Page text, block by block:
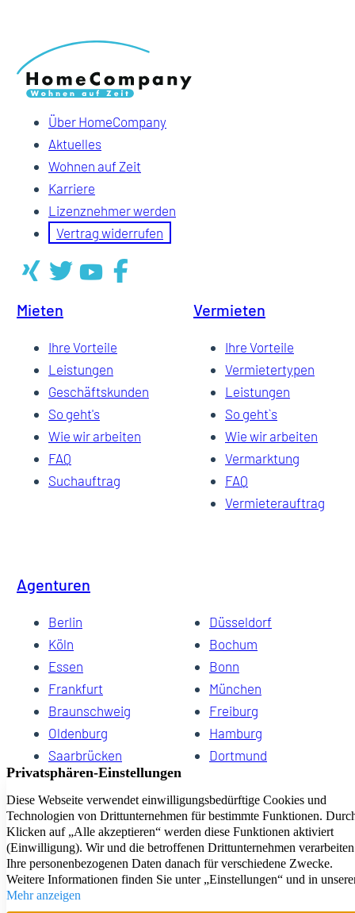
Über HomeCompany
Aktuelles
Wohnen auf Zeit
Karriere
Lizenznehmer werden
Vertrag widerrufen
Mieten
Ihre Vorteile
Leistungen
Geschäftskunden
So geht's
Wie wir arbeiten
FAQ
Suchauftrag
Vermieten
Ihre Vorteile
Vermietertypen
Leistungen
So geht`s
Wie wir arbeiten
Vermarktung
FAQ
Vermieterauftrag
Agenturen
Berlin
Düsseldorf
Köln
Bochum
Essen
Bonn
Frankfurt
München
Braunschweig
Freiburg
Oldenburg
Hamburg
Saarbrücken
Dortmund
Hannover
Dresden
Kiel
Wuppertal
Bremen